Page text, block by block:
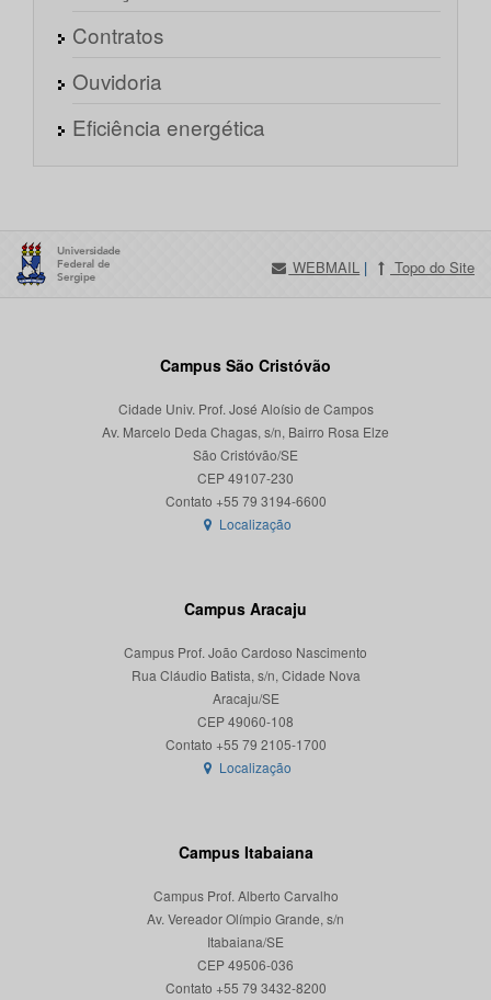
Contratos
Ouvidoria
Eficiência energética
WEBMAIL | Topo do Site
Campus São Cristóvão
Cidade Univ. Prof. José Aloísio de Campos
Av. Marcelo Deda Chagas, s/n, Bairro Rosa Elze
São Cristóvão/SE
CEP 49107-230
Localização
Campus Aracaju
Campus Prof. João Cardoso Nascimento
Rua Cláudio Batista, s/n, Cidade Nova
Aracaju/SE
CEP 49060-108
Localização
Campus Itabaiana
Campus Prof. Alberto Carvalho
Av. Vereador Olímpio Grande, s/n
Itabaiana/SE
CEP 49506-036